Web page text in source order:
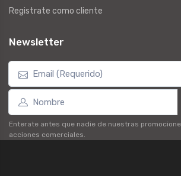
Registrate como cliente
Newsletter
Enterate antes que nadie de nuestras
acciones comerciales.